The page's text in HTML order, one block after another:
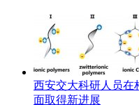
文化宣传、优质生源地和
作，携手推动校地合作取
展助力赋能。
在江西宁都期间，查显友
向革命烈士敬献花篮，参
西安交大科研人员在
面取得新进展